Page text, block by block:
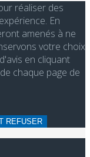
réaliser des
En
amenés à ne
votre choix
en cliquant
chaque page de
REFUSER